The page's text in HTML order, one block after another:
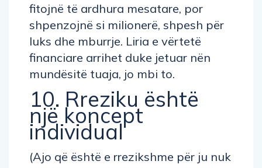
fitojnë të ardhura mesatare, por
shpenzojnë si milionerë, shpesh për
luks dhe mburrje. Liria e vërtetë
financiare arrihet duke jetuar nën
mundësitë tuaja, jo mbi to.
10. Rreziku është
një koncept
individual
(Ajo që është e rrezikshme për ju nuk